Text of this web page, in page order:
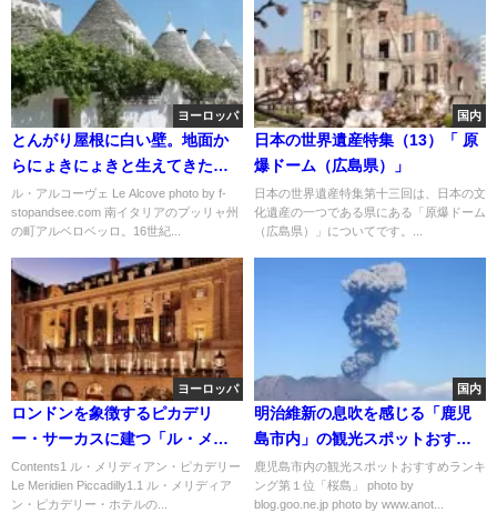
ヨーロッパ
とんがり屋根に白い壁。地面か
らにょきにょきと生えてきたよ
うなおとぎ話ホテル「ル・アル
コーヴェ」
ル・アルコーヴェ Le Alcove photo by f-
stopandsee.com 南イタリアのプッリャ州
の町アルベロベッロ。16世紀...
国内
日本の世界遺産特集（13）「 原
爆ドーム（広島県）」
日本の世界遺産特集第十三回は、日本の文
化遺産の一つである県にある「原爆ドーム
（広島県）」についてです。...
ヨーロッパ
ロンドンを象徴するピカデリ
ー・サーカスに建つ「ル・メリ
ディアン・ピカデリー」
Contents1 ル・メリディアン・ピカデリー
Le Meridien Piccadilly1.1 ル・メリディア
ン・ピカデリー・ホテルの...
国内
明治維新の息吹を感じる「鹿児
島市内」の観光スポットおすす
めランキング
鹿児島市内の観光スポットおすすめランキ
ング第１位「桜島」 photo by
blog.goo.ne.jp photo by www.anot...